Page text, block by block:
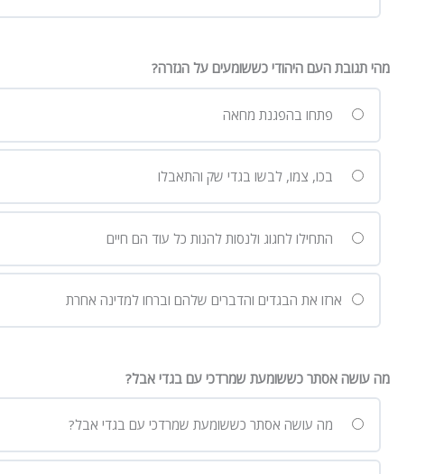
מהי תגובת העם היהודי כששומעים על הגזרה?
פתחו בהפגנת מחאה
בכו, צמו, לבשו בגדי שק והתאבלו
התחילו לחגוג ולנסות להנות כל עוד הם חיים
ארזו את הבגדים והדברים שלהם וברחו למדינה אחרת
מה עושה אסתר כששומעת שמרדכי עם בגדי אבל?
מה עושה אסתר כששומעת שמרדכי עם בגדי אבל?